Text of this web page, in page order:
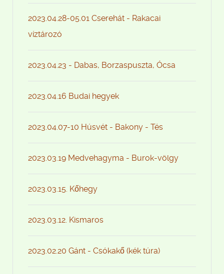
2023.04.28-05.01 Cserehát - Rakacai
víztározó
2023.04.23 - Dabas, Borzaspuszta, Ócsa
2023.04.16 Budai hegyek
2023.04.07-10 Húsvét - Bakony - Tés
2023.03.19 Medvehagyma - Burok-völgy
2023.03.15. Kőhegy
2023.03.12. Kismaros
2023.02.20 Gánt - Csókakő (kék túra)